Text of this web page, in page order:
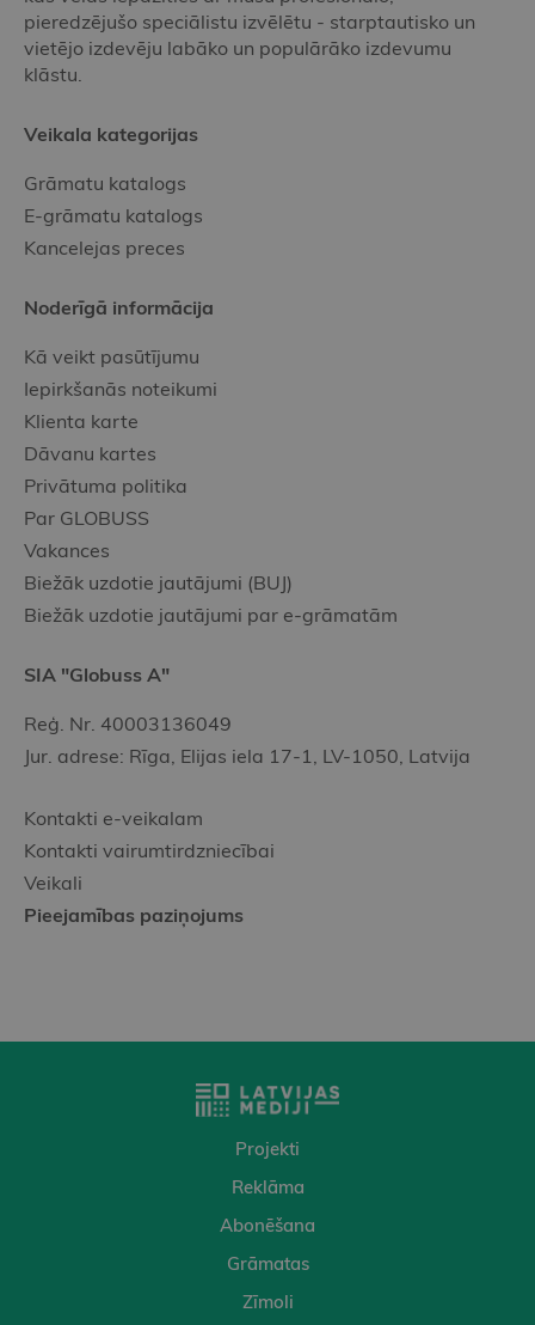
pieredzējušo speciālistu izvēlētu - starptautisko un
vietējo izdevēju labāko un populārāko izdevumu
klāstu.
Veikala kategorijas
Grāmatu katalogs
E-grāmatu katalogs
Kancelejas preces
Noderīgā informācija
Kā veikt pasūtījumu
Iepirkšanās noteikumi
Klienta karte
Dāvanu kartes
Privātuma politika
Par GLOBUSS
Vakances
Biežāk uzdotie jautājumi (BUJ)
Biežāk uzdotie jautājumi par e-grāmatām
SIA "Globuss A"
Reģ. Nr. 40003136049
Jur. adrese: Rīga, Elijas iela 17-1, LV-1050, Latvija
Kontakti e-veikalam
Kontakti vairumtirdzniecībai
Veikali
Pieejamības paziņojums
Projekti
Reklāma
Abonēšana
Grāmatas
Zīmoli